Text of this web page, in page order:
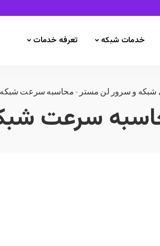
خدمات شبکه تعرفه خدمات
و سرور لن مستر - محاسبه سرعت شبکه
سرعت